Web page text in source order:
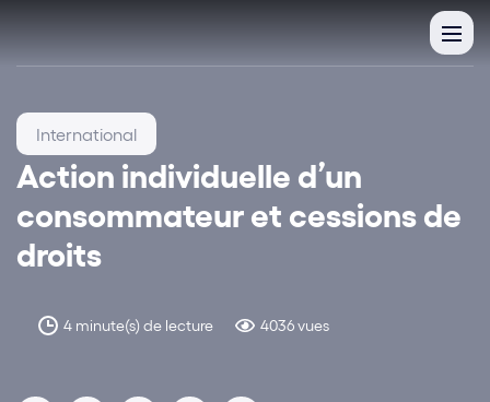
Action individuelle d’un
consommateur et cessions de
droits
4 minute(s) de lecture 4036 vues
International